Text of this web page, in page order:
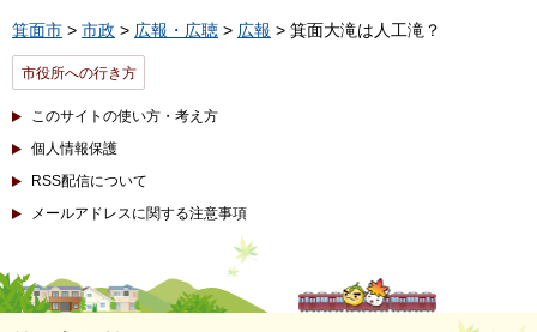
箕面市 > 市政 > 広報・広聴 > 広報 > 箕面大滝は人工滝？
市役所への行き方
このサイトの使い方・考え方
個人情報保護
RSS配信について
メールアドレスに関する注意事項